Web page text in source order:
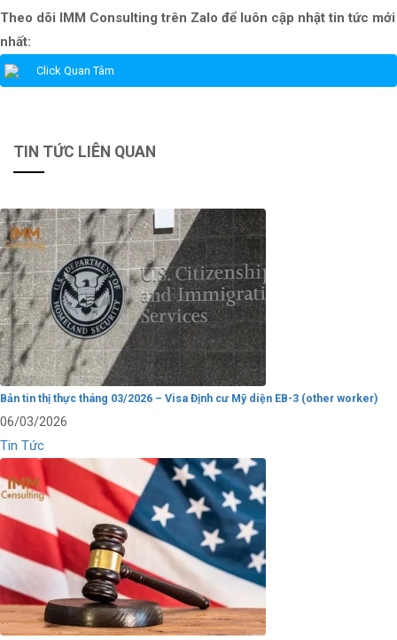
Theo dõi IMM Consulting trên Zalo để luôn cập nhật tin tức mới
nhất:
Click Quan Tâm
TIN TỨC LIÊN QUAN
Bản tin thị thực tháng 03/2026 – Visa Định cư Mỹ diện EB-3 (other worker)
06/03/2026
Tin Tức